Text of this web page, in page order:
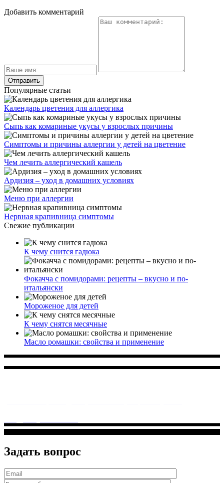
Добавить комментарий
Популярные статьи
Календарь цветения для аллергика
Сыпь как комариные укусы у взрослых причины
Симптомы и причины аллергии у детей на цветение
Чем лечить аллергический кашель
Ардизия – уход в домашних условиях
Меню при аллергии
Нервная крапивница симптомы
Свежие публикации
К чему снится гадюка
Фокачча с помидорами: рецепты – вкусно и по-
итальянски
Мороженое для детей
К чему снятся месячные
Масло ромашки: свойства и применение
Задать вопрос